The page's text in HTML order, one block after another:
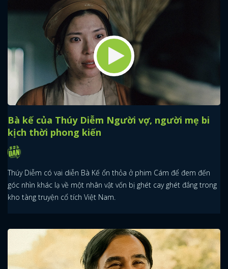
Bà kế của Thúy Diễm Người vợ, người mẹ bi
kịch thời phong kiến
Thúy Diễm có vai diễn Bà Kế ổn thỏa ở phim Cám để đem đến
góc nhìn khác lạ về một nhân vật vốn bị ghét cay ghét đắng trong
kho tàng truyện cổ tích Việt Nam.